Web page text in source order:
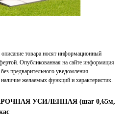
АРОЧНАЯ УСИЛЕННАЯ (шаг 0,65м,
товара носят информационный
Опубликованная на сайте информация
предварительного уведомления.
желаемых функций и характеристик.